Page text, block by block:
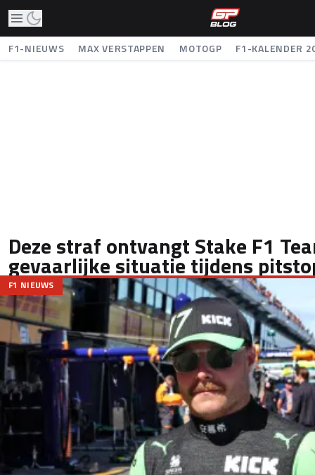
F1-NIEUWS MAX VERSTAPPEN MOTOGP F1-KALENDER
Deze straf ontvangt Stake F1
gevaarlijke situatie tijdens
F1 NIEUWS